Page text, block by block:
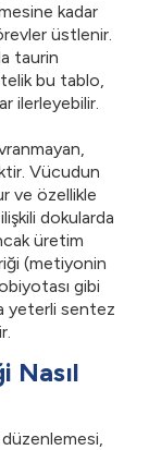
kadar
üstlenir.
taurin
bu tablo,
ilerleyebilir.
Vücudun
ve özellikle
dokularda
üretim
(metiyonin
gibi
yeterli sentez
Nasıl